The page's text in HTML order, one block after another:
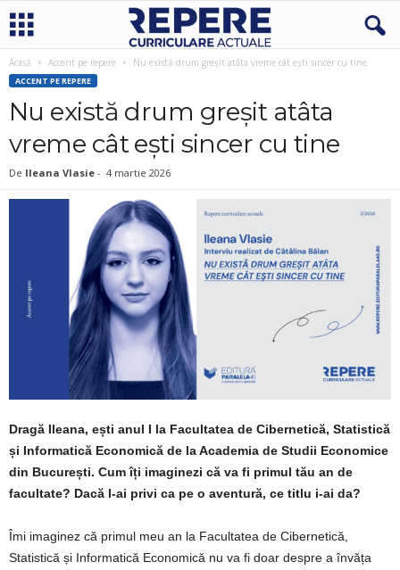
Acasă Accent pe repere Nu există drum greșit atâta vreme cât ești sincer cu tine
ACCENT PE REPERE
Nu există drum greșit atâta
vreme cât ești sincer cu tine
De Ileana Vlasie - 4 martie 2026
Dragă Ileana, ești anul I la Facultatea de Cibernetică, Statistică
și Informatică Economică de la Academia de Studii Economice
din București. Cum îți imaginezi că va fi primul tău an de
facultate? Dacă l-ai privi ca pe o aventură, ce titlu i-ai da?
Îmi imaginez că primul meu an la Facultatea de Cibernetică,
Statistică și Informatică Economică nu va fi doar despre a învăța